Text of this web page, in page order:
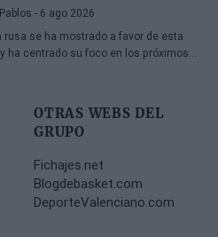
- 6 ago 2026
rusa se ha mostrado a favor de esta
ha centrado su foco en los próximos
OTRAS WEBS DEL
GRUPO
Fichajes.net
Blogdebasket.com
DeporteValenciano.com